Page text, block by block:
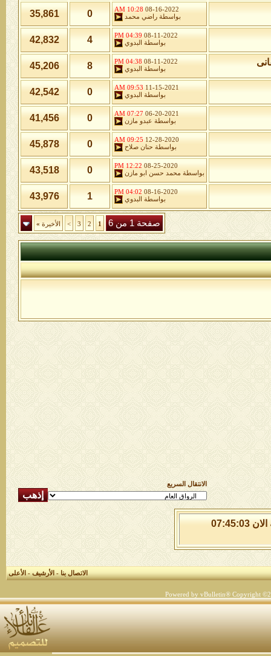
08-16-2022
10:28 AM
بواسطة راضي محمد 0
35,861
08-11-2022
04:39 PM
بواسطة
البدوي 4
42,832
08-11-2022
04:38 PM
بواسطة
البدوي 8
45,206
11-15-2021
09:53 AM
بواسطة
البدوي 0
42,542
06-20-2021
07:27 AM
بواسطة عبدو مازن 0
41,456
12-28-2020
09:25 AM
بواسطة حنان صلاح 0
45,878
08-25-2020
12:22 PM
بواسطة محمد حسن ابو مازن 0
43,518
08-16-2020
04:02 PM
بواسطة
البدوي 1
43,976
صفحة 1 من 6 1
2
3
> الأخيرة »
الانتقال السريع
الاحد 9 من اغسطس 2026 , الساعة الان 07:45:03
الاتصال بنا-الأرشيف-الأعلى
Powered by vBulletin® Copyright